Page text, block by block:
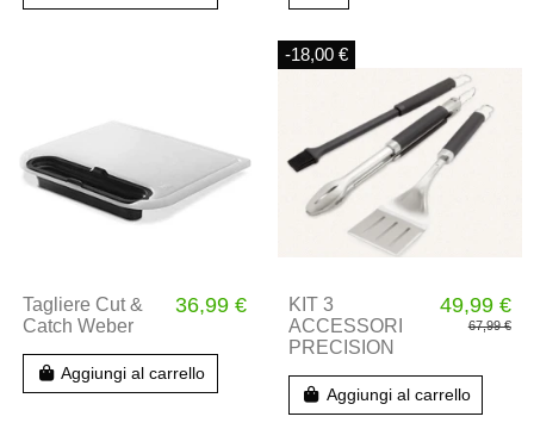
Tagliere Cut &
Catch Weber
36,99 €
Aggiungi al carrello
-18,00 €
KIT 3
ACCESSORI
PRECISION
49,99 €
67,99 €
Aggiungi al carrello